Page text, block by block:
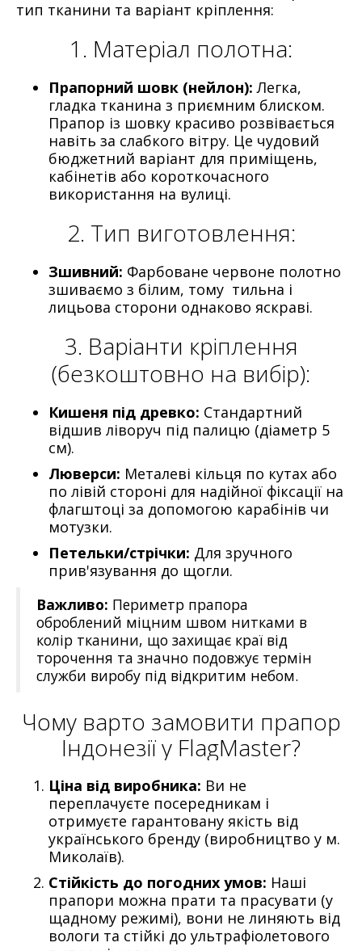
тип тканини та варіант кріплення:
1. Матеріал полотна:
Прапорний шовк (нейлон): Легка,
гладка тканина з приємним блиском.
Прапор із шовку красиво розвівається
навіть за слабкого вітру. Це чудовий
бюджетний варіант для приміщень,
кабінетів або короткочасного
використання на вулиці.
2. Тип виготовлення:
Зшивний: Фарбоване червоне полотно
зшиваємо з білим, тому тильна і
лицьова сторони однаково яскраві.
3. Варіанти кріплення
(безкоштовно на вибір):
Кишеня під древко: Стандартний
відшив ліворуч під палицю (діаметр 5
см).
Люверси: Металеві кільця по кутах або
по лівій стороні для надійної фіксації на
флагштоці за допомогою карабінів чи
мотузки.
Петельки/стрічки: Для зручного
прив'язування до щогли.
Важливо: Периметр прапора
оброблений міцним швом нитками в
колір тканини, що захищає краї від
торочення та значно подовжує термін
служби виробу під відкритим небом.
Чому варто замовити прапор
Індонезії у FlagMaster?
Ціна від виробника: Ви не
переплачуєте посередникам і
отримуєте гарантовану якість від
українського бренду (виробництво у м.
Миколаїв).
Стійкість до погодних умов: Наші
прапори можна прати та прасувати (у
щадному режимі), вони не линяють від
вологи та стійкі до ультрафіолетового